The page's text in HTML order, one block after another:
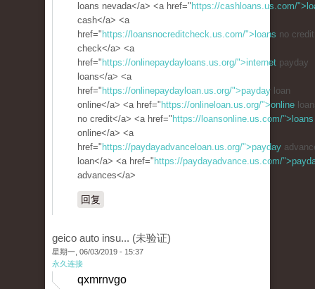
loans nevada</a> <a href=" https://cashloans.us.com/
cash</a> <a
href=" https://loansnocreditcheck.us.com/">loans no credit
check</a> <a
href=" https://onlinepaydayloans.us.org/">internet payday
loans</a> <a
href=" https://onlinepaydayloan.us.org/">payday loan
online</a> <a href=" https://onlineloan.us.org/">online
no credit</a> <a href=" https://loansonline.us.com/">loans
online</a> <a
href=" https://paydayadvanceloan.us.org/">payday
loan</a> <a href=" https://paydayadvance.us.com/
advances</a>
回复
geico auto insu... (未验证)
星期一, 06/03/2019 - 15:37
永久连接
qxmrnvgo